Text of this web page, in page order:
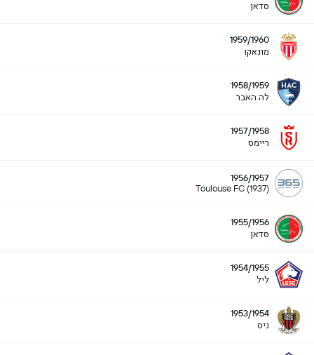
סדאן
1959/1960
מונאקו
1958/1959
לה האבר
1957/1958
ריימס
1956/1957
Toulouse FC (1937)
1955/1956
סדאן
1954/1955
ליל
1953/1954
ניס